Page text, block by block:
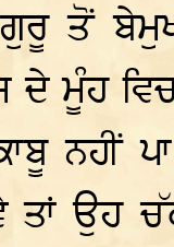
ਤੋਂ
ਦੇ ਮੂੰਹ
ਨਹੀਂ
ਤਾਂ ਉਹ